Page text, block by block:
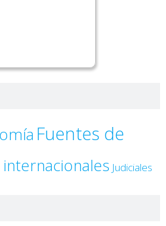
Fuentes de
internacionales Judiciales